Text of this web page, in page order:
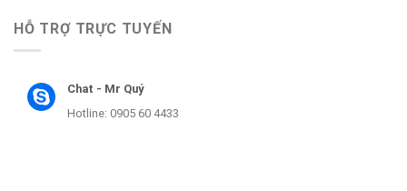
HỖ TRỢ TRỰC TUYẾN
Chat - Mr Quý
Hotline: 0905 60 4433